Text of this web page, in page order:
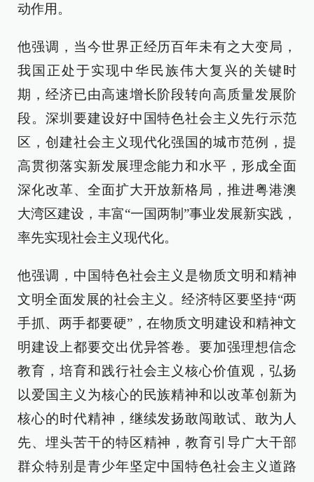
动作用。
他强调，当今世界正经历百年未有之大变局，
我国正处于实现中华民族伟大复兴的关键时
期，经济已由高速增长阶段转向高质量发展阶
段。深圳要建设好中国特色社会主义先行示范
区，创建社会主义现代化强国的城市范例，提
高贯彻落实新发展理念能力和水平，形成全面
深化改革、全面扩大开放新格局，推进粤港澳
大湾区建设，丰富“一国两制”事业发展新实践，
率先实现社会主义现代化。
他强调，中国特色社会主义是物质文明和精神
文明全面发展的社会主义。经济特区要坚持“两
手抓、两手都要硬”，在物质文明建设和精神文
明建设上都要交出优异答卷。要加强理想信念
教育，培育和践行社会主义核心价值观，弘扬
以爱国主义为核心的民族精神和以改革创新为
核心的时代精神，继续发扬敢闯敢试、敢为人
先、埋头苦干的特区精神，教育引导广大干部
群众特别是青少年坚定中国特色社会主义道路